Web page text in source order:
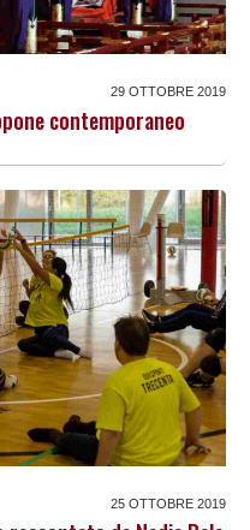
29 OTTOBRE 2019
contemporaneo
25 OTTOBRE 2019